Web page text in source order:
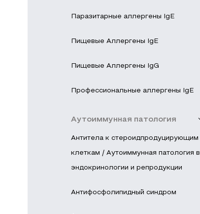
Паразитарные аллергены IgE
Пищевые Аллергены IgE
Пищевые Аллергены IgG
Профессиональные аллергены IgE
Аутоиммунная патология
Антитела к стероидпродуцирующим
клеткам / Аутоиммунная патология в
эндокринологии и репродукции
Антифосфолипидный синдром